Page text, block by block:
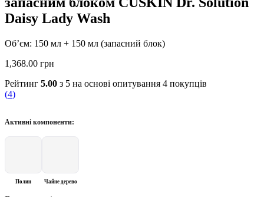
Daisy Lady Wash
Об’єм: 150 мл + 150 мл (запасний блок)
1,368.00 грн
Рейтинг 5.00 з 5 на основі опитування 4 покупців
(4)
Активні компоненти:
Полин Чайне дерево